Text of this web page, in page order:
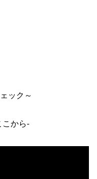
ック～
こから-